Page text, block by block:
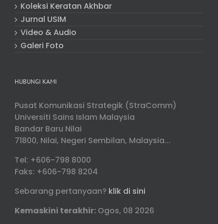
Koleksi Keratan Akhbar
Jurnal USIM
Video & Audio
Galeri Foto
HUBUNGI KAMI
Pusat Komunikasi Strategik (StraComm)
Universiti Sains Islam Malaysia
Bandar Baru Nilai
71800, Nilai, Negeri Sembilan, Malaysia...
Tel: +606-798 8000
Faks: +606-798 8204
Sebarang pertanyaan? klik di sini
Kemaskini terakhir: Ogos, 08 2026